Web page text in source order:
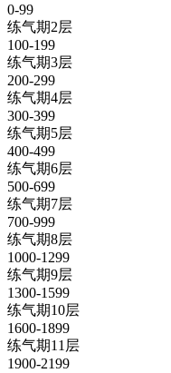
0-99
练气期2层
100-199
练气期3层
200-299
练气期4层
300-399
练气期5层
400-499
练气期6层
500-699
练气期7层
700-999
练气期8层
1000-1299
练气期9层
1300-1599
练气期10层
1600-1899
练气期11层
1900-2199